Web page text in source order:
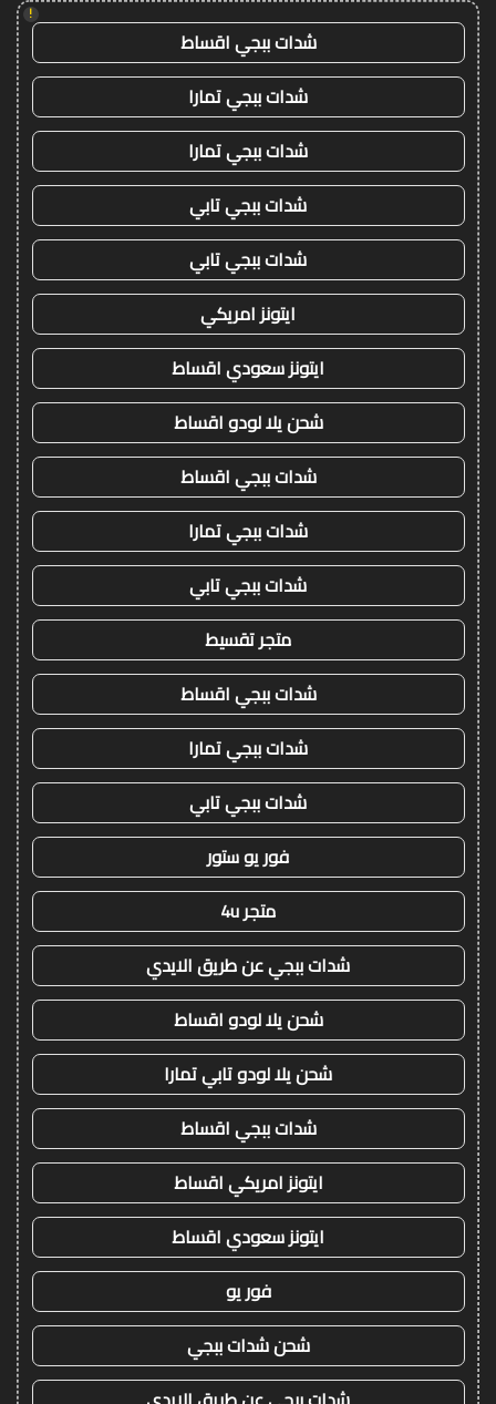
!
شدات ببجي اقساط
شدات ببجي تمارا
شدات ببجي تمارا
شدات ببجي تابي
شدات ببجي تابي
ايتونز امريكي
ايتونز سعودي اقساط
شحن يلا لودو اقساط
شدات ببجي اقساط
شدات ببجي تمارا
شدات ببجي تابي
متجر تقسيط
شدات ببجي اقساط
شدات ببجي تمارا
شدات ببجي تابي
فور يو ستور
متجر 4u
شدات ببجي عن طريق الايدي
شحن يلا لودو اقساط
شحن يلا لودو تابي تمارا
شدات ببجي اقساط
ايتونز امريكي اقساط
ايتونز سعودي اقساط
فور يو
شحن شدات ببجي